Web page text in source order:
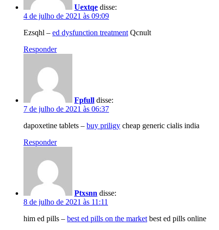
Uextqe disse:
4 de julho de 2021 às 09:09
Ezsqhl – ed dysfunction treatment Qcnult
Responder
Fpfull disse:
7 de julho de 2021 às 06:37
dapoxetine tablets – buy priligy cheap generic cialis india
Responder
Ptxsnn disse:
8 de julho de 2021 às 11:11
him ed pills – best ed pills on the market best ed pills online